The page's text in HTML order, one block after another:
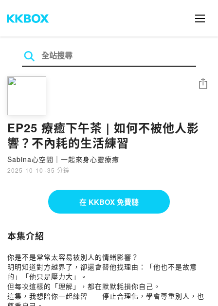
EP25 療癒下午茶 | 如何不被他人影
響？不內耗的生活練習
Sabina心空間｜一起來身心靈療癒
2025-10-10 · 35 分鐘
分享
在 KKBOX 免費聽
本集介紹
你是不是常常太容易被別人的情緒影響？
明明知道對方越界了，卻還會替他找理由：「他也不是故意
的」「他只是壓力大」。
但每次這樣的「理解」，都在默默耗損你自己。
這集，我想陪你一起練習——停止合理化，學會尊重別人，也